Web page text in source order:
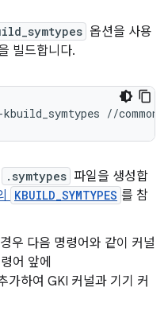
옵션을 사용
빌드합니다.
//
.symtypes 파일을 생성합
KBUILD_SYMTYPES 를 참
우 다음 명령어와 같이 커널
어 앞에
가하여 GKI 커널과 기기 커